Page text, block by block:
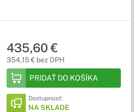
435,60 €
354,15 € bez DPH
PRIDAŤ DO KOŠÍKA
Dostupnosť:
NA SKLADE